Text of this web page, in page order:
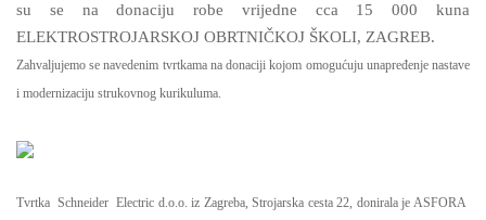
su se na donaciju robe vrijedne cca 15 000 kuna
ELEKTROSTROJARSKOJ OBRTNIČKOJ ŠKOLI, ZAGREB.
Zahvaljujemo se navedenim tvrtkama na donaciji kojom omogućuju unapređenje nastave
i modernizaciju strukovnog kurikuluma.
Tvrtka Schneider Electric d.o.o. iz Zagreba, Strojarska cesta 22, donirala je ASFORA